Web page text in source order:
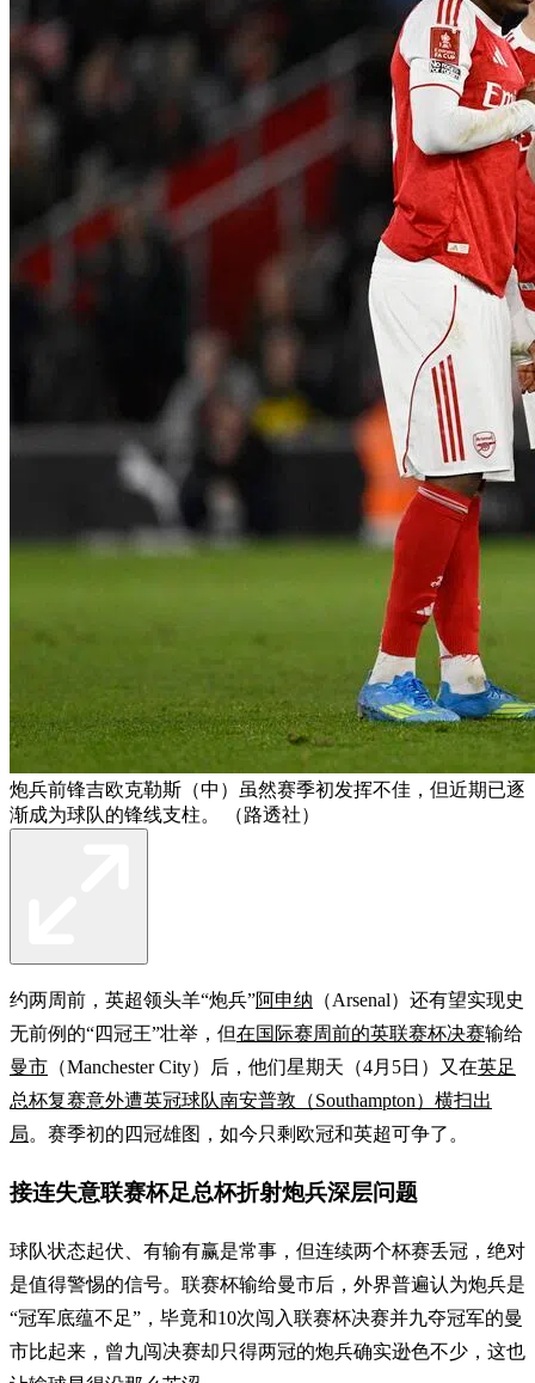
炮兵前锋吉欧克勒斯（中）虽然赛季初发挥不佳，但近期已逐
渐成为球队的锋线支柱。 （路透社）
约两周前，英超领头羊“炮兵”阿申纳 （Arsenal）还有望实现史
无前例的“四冠王”壮举，但在国际赛周前的英联赛杯决赛输给
曼市 （Manchester City）后，他们星期天（4月5日）又在英足
总杯复赛意外遭英冠球队南安普敦（Southampton）横扫出
局。赛季初的四冠雄图，如今只剩欧冠和英超可争了。
接连失意联赛杯足总杯折射炮兵深层问题
球队状态起伏、有输有赢是常事，但连续两个杯赛丢冠，绝对
是值得警惕的信号。联赛杯输给曼市后，外界普遍认为炮兵是
“冠军底蕴不足”，毕竟和10次闯入联赛杯决赛并九夺冠军的曼
市比起来，曾九闯决赛却只得两冠的炮兵确实逊色不少，这也